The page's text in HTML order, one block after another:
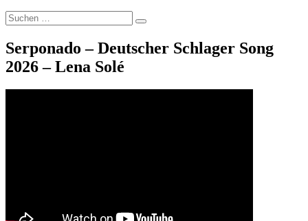
Suche
nach:
Suchen
Serponado – Deutscher Schlager Song
2026 – Lena Solé